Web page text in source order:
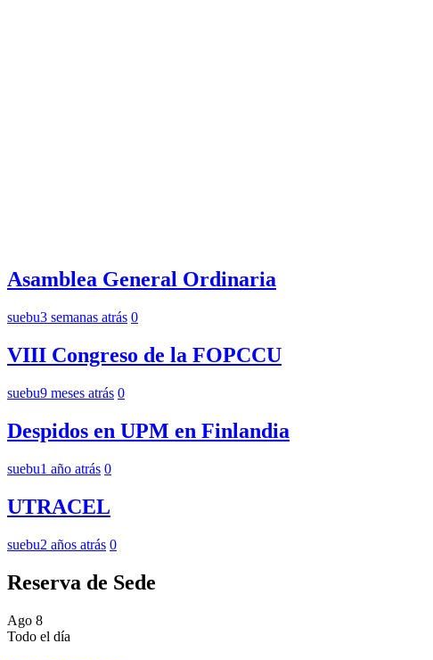
Asamblea General Ordinaria
suebu3 semanas atrás 0
VIII Congreso de la FOPCCU
suebu9 meses atrás 0
Despidos en UPM en Finlandia
suebu1 año atrás 0
UTRACEL
suebu2 años atrás 0
Reserva de Sede
Ago 8
Todo el día